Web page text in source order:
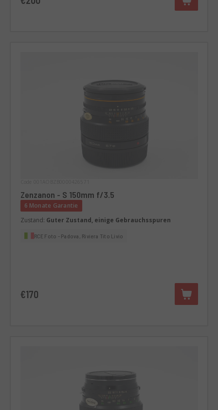
Zenzanon - S 150mm f/3.5
6 Monate Garantie
Zustand: Guter Zustand, einige Gebrauchsspuren
RCE Foto - Padova, Riviera Tito Livio
€170